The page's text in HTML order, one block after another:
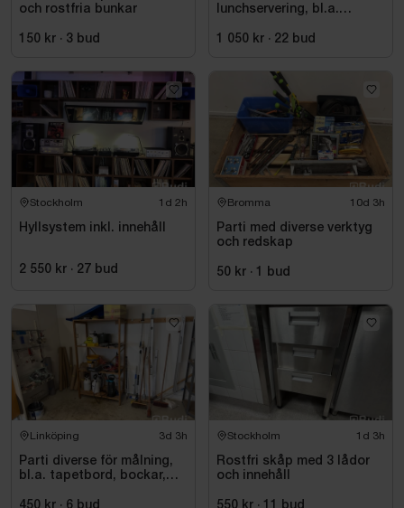
Höjd: ca 56 cm
Längd: ca 200 cm
Bredd: ca 90 cm
Mått sänggavel:
Höjd: ca 80 cm
Djup: ca 4 cm
Bredd: ca 180 cm
Rum 2
Höjd: ca 58 cm
Bredd: ca 90 cm
Mått Säng:
Höjd: ca 58 cm
Längd: ca 200 cm
Bredd: ca 90 cm
TV-modell och storlek: UE43RU6025KXXC
43 tum
och rostfria bunkar
150 kr · 3 bud
lunchservering, bl.a.
1 050 kr · 22 bud
Stockholm 1d 2h
Hyllsystem inkl. innehåll
2 550 kr · 27 bud
Bromma 10d 3h
Parti med diverse verktyg
och redskap
50 kr · 1 bud
Linköping 3d 3h
Parti diverse för målning,
bl.a. tapetbord, bockar,
redskap
Stockholm 1d 3h
Rostfri skåp med 3 lådor
och innehåll